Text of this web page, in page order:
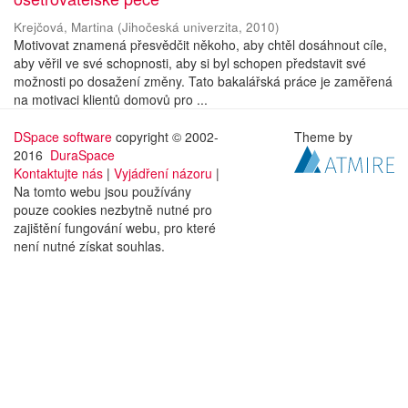
Krejčová, Martina (Jihočeská univerzita, 2010)
Motivovat znamená přesvědčit někoho, aby chtěl dosáhnout cíle,
aby věřil ve své schopnosti, aby si byl schopen představit své
možnosti po dosažení změny. Tato bakalářská práce je zaměřená
na motivaci klientů domovů pro ...
DSpace software copyright © 2002-
2016 DuraSpace
Kontaktujte nás | Vyjádření názoru |
Na tomto webu jsou používány
pouze cookies nezbytně nutné pro
zajištění fungování webu, pro které
není nutné získat souhlas.
Theme by